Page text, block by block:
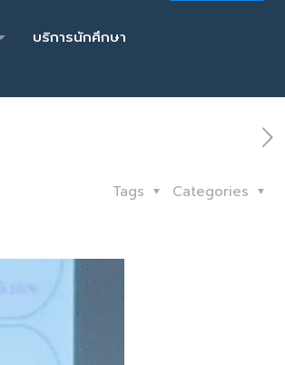
บริการนักศึกษา
Categories
Tags